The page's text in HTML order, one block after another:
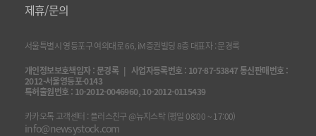
제휴/문의
서울특별시 영등포구 여의대로 66, iM증권빌딩 8층 대표자 : 문경록
개인정보보호책임자 : 문경록 | 사업자등록번호 : 107-87-53847 통신판매번호 :
2012-서울영등포-0143
특허출원번호 : 10-2012-0046960, 10-2012-0115439
카카오톡 고객센터 : 플러스친구 @뉴지스탁 (평일 08:00 ~ 17:00)
info@newsystock.com